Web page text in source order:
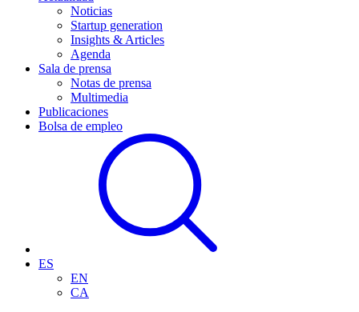
Noticias
Startup generation
Insights & Articles
Agenda
Sala de prensa
Notas de prensa
Multimedia
Publicaciones
Bolsa de empleo
ES
EN
CA